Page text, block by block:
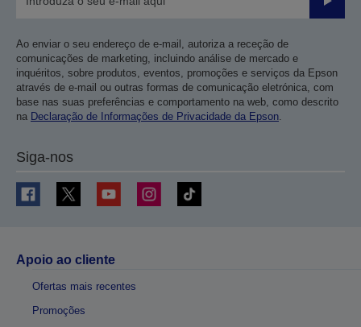
Enviar
Ao enviar o seu endereço de e-mail, autoriza a receção de
comunicações de marketing, incluindo análise de mercado e
inquéritos, sobre produtos, eventos, promoções e serviços da Epson
através de e-mail ou outras formas de comunicação eletrónica, com
base nas suas preferências e comportamento na web, como descrito
na Declaração de Informações de Privacidade da Epson
Siga-nos
Apoio ao cliente
Ofertas mais recentes
Promoções